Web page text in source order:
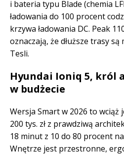
i bateria typu Blade (chemia
ładowania do 100 procent
krzywa ładowania DC. Peak
oznaczają, że dłuższe trasy
Tesli.
Hyundai Ioniq 5, król
w budżecie
Wersja Smart w 2026 to wciąż
200 tys. zł z prawdziwą
18 minut z 10 do 80 procent na
Wnętrze jest przestronne,